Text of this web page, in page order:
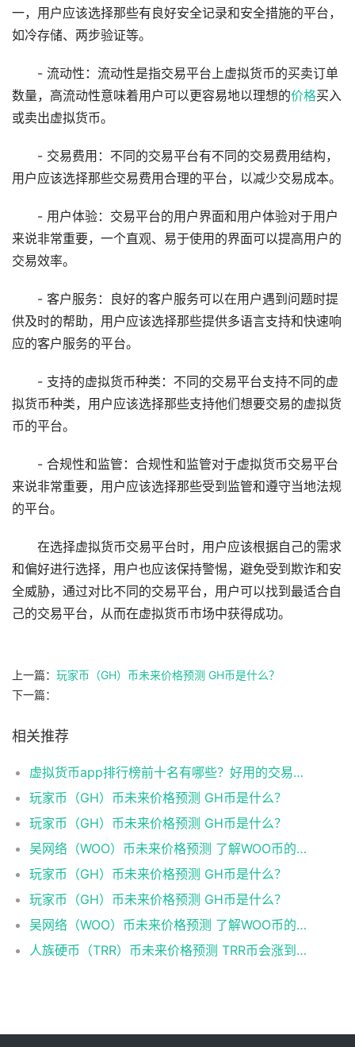
一，用户应该选择那些有良好安全记录和安全措施的平台，
如冷存储、两步验证等。
- 流动性：流动性是指交易平台上虚拟货币的买卖订单
数量，高流动性意味着用户可以更容易地以理想的价格买入
或卖出虚拟货币。
- 交易费用：不同的交易平台有不同的交易费用结构，
用户应该选择那些交易费用合理的平台，以减少交易成本。
- 用户体验：交易平台的用户界面和用户体验对于用户
来说非常重要，一个直观、易于使用的界面可以提高用户的
交易效率。
- 客户服务：良好的客户服务可以在用户遇到问题时提
供及时的帮助，用户应该选择那些提供多语言支持和快速响
应的客户服务的平台。
- 支持的虚拟货币种类：不同的交易平台支持不同的虚
拟货币种类，用户应该选择那些支持他们想要交易的虚拟货
币的平台。
- 合规性和监管：合规性和监管对于虚拟货币交易平台
来说非常重要，用户应该选择那些受到监管和遵守当地法规
的平台。
在选择虚拟货币交易平台时，用户应该根据自己的需求
和偏好进行选择，用户也应该保持警惕，避免受到欺诈和安
全威胁，通过对比不同的交易平台，用户可以找到最适合自
己的交易平台，从而在虚拟货币市场中获得成功。
上一篇： 玩家币（GH）币未来价格预测 GH币是什么？
下一篇：
相关推荐
虚拟货币app排行榜前十名有哪些？好用的交易平台推荐
玩家币（GH）币未来价格预测 GH币是什么？
玩家币（GH）币未来价格预测 GH币是什么？
吴网络（WOO）币未来价格预测 了解WOO币的潜力与前景如何？
玩家币（GH）币未来价格预测 GH币是什么？
玩家币（GH）币未来价格预测 GH币是什么？
吴网络（WOO）币未来价格预测 了解WOO币的潜力与前景如何？
人族硬币（TRR）币未来价格预测 TRR币会涨到多少？